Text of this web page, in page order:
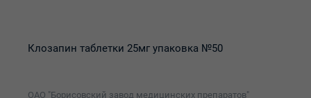
Клозапин таблетки 25мг упаковка №50
ОАО "Борисовский завод медицинских препаратов"